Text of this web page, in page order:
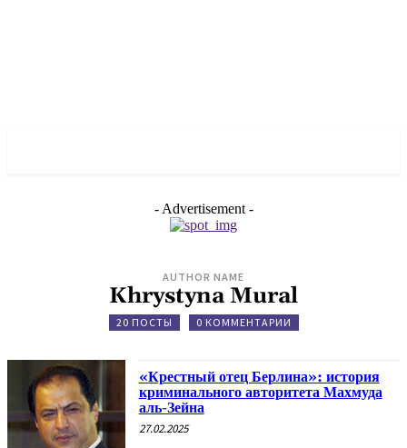
- Advertisement -
AUTHOR NAME
Khrystyna Mural
20 ПОСТЫ 0 КОММЕНТАРИИ
«Крестный отец Берлина»: история
криминального авторитета Махмуда
аль-Зейна
27.02.2025